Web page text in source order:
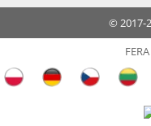
© 2017-